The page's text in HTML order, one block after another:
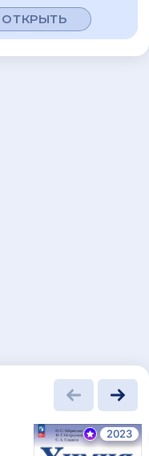
ОТКРЫТЬ
2023